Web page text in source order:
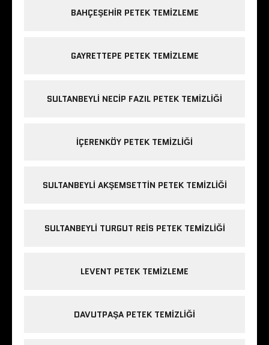
BAHÇEŞEHIR PETEK TEMIZLEME
GAYRETTEPE PETEK TEMIZLEME
SULTANBEYLI NECIP FAZIL PETEK TEMIZLIĞI
IÇERENKÖY PETEK TEMIZLIĞI
SULTANBEYLI AKŞEMSETTIN PETEK TEMIZLIĞI
SULTANBEYLI TURGUT REIS PETEK TEMIZLIĞI
LEVENT PETEK TEMIZLEME
DAVUTPAŞA PETEK TEMIZLIĞI